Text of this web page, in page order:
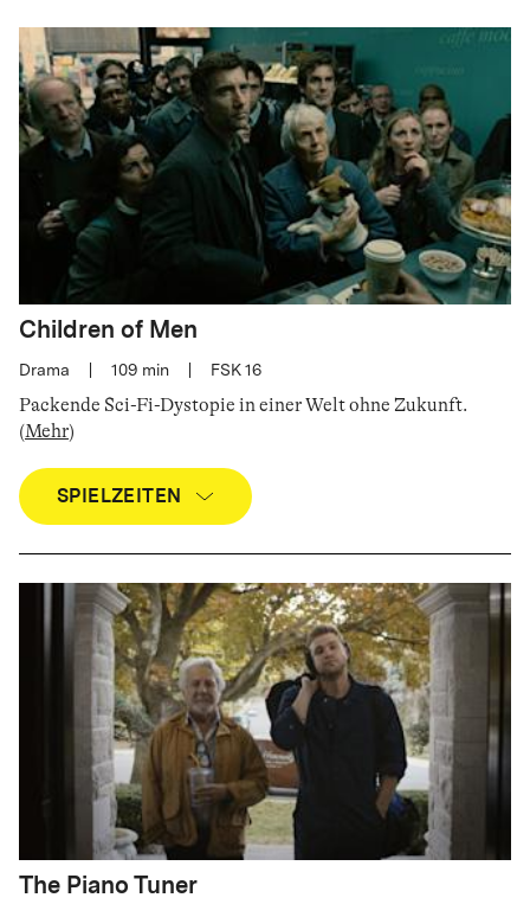
Children of Men
Drama 109 min FSK 16
Packende Sci-Fi-Dystopie in einer Welt ohne Zukunft.
(Mehr)
SPIELZEITEN
The Piano Tuner